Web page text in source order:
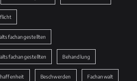
Behandlung
Beschwerden Fachanwalt